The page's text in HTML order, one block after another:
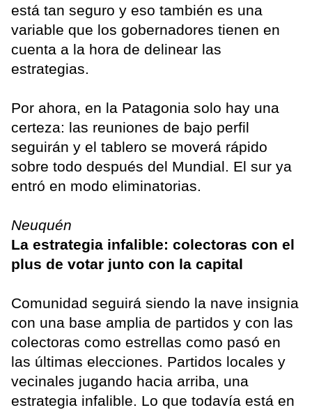
está tan seguro y eso también es una
variable que los gobernadores tienen en
cuenta a la hora de delinear las
estrategias.
Por ahora, en la Patagonia solo hay una
certeza: las reuniones de bajo perfil
seguirán y el tablero se moverá rápido
sobre todo después del Mundial. El sur ya
entró en modo eliminatorias.
Neuquén
La estrategia infalible: colectoras con el
plus de votar junto con la capital
Comunidad seguirá siendo la nave insignia
con una base amplia de partidos y con las
colectoras como estrellas como pasó en
las últimas elecciones. Partidos locales y
vecinales jugando hacia arriba, una
estrategia infalible. Lo que todavía está en